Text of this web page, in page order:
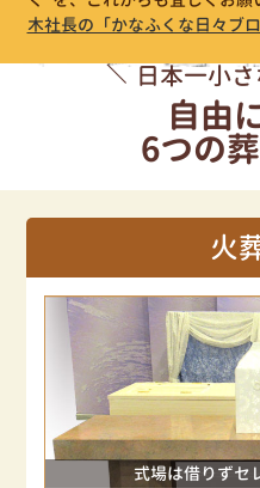
木社長の「かなふくな日々ブ
日本一小
自由
6つの
火
式場は借りずセ